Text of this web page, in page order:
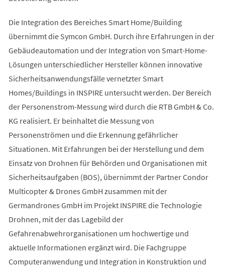
Die Integration des Bereiches Smart Home/Building
übernimmt die Symcon GmbH. Durch ihre Erfahrungen in der
Gebäudeautomation und der Integration von Smart-Home-
Lösungen unterschiedlicher Hersteller können innovative
Sicherheitsanwendungsfälle vernetzter Smart
Homes/Buildings in INSPIRE untersucht werden. Der Bereich
der Personenstrom-Messung wird durch die RTB GmbH & Co.
KG realisiert. Er beinhaltet die Messung von
Personenströmen und die Erkennung gefährlicher
Situationen. Mit Erfahrungen bei der Herstellung und dem
Einsatz von Drohnen für Behörden und Organisationen mit
Sicherheitsaufgaben (BOS), übernimmt der Partner Condor
Multicopter & Drones GmbH zusammen mit der
Germandrones GmbH im Projekt INSPIRE die Technologie
Drohnen, mit der das Lagebild der
Gefahrenabwehrorganisationen um hochwertige und
aktuelle Informationen ergänzt wird. Die Fachgruppe
Computeranwendung und Integration in Konstruktion und